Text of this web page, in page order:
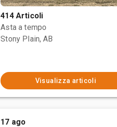
414 Articoli
Asta a tempo
Stony Plain, AB
Visualizza articoli
17 ago